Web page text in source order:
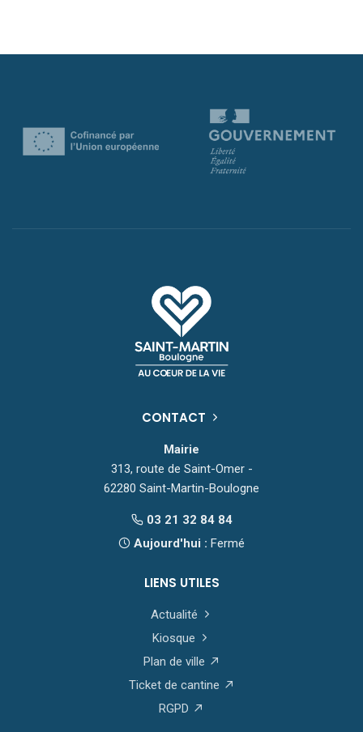
CONTACT
Mairie
313, route de Saint-Omer -
62280 Saint-Martin-Boulogne
03 21 32 84 84
Aujourd'hui : Fermé
LIENS UTILES
Actualité
Kiosque
Plan de ville
Ticket de cantine
RGPD